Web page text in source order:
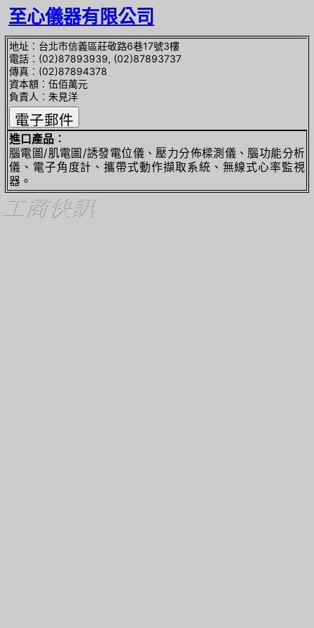
至心儀器有限公司
地址︰台北市信義區莊敬路6巷17號3樓
電話︰(02)87893939, (02)87893737
傳真︰(02)87894378
資本額︰伍佰萬元
負責人︰朱見洋
進口產品︰
腦電圖/肌電圖/誘發電位儀、壓力分佈樑測儀、腦功能分析
儀、電子角度計、攜帶式動作擷取系統、無線式心率監視
器。